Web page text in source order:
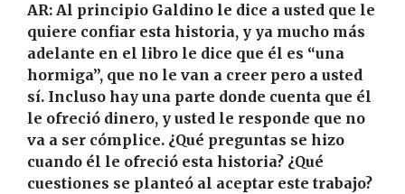
AR: Al principio Galdino le dice a usted que le
quiere confiar esta historia, y ya mucho más
adelante en el libro le dice que él es “una
hormiga”, que no le van a creer pero a usted
sí. Incluso hay una parte donde cuenta que él
le ofreció dinero, y usted le responde que no
va a ser cómplice. ¿Qué preguntas se hizo
cuando él le ofreció esta historia? ¿Qué
cuestiones se planteó al aceptar este trabajo?